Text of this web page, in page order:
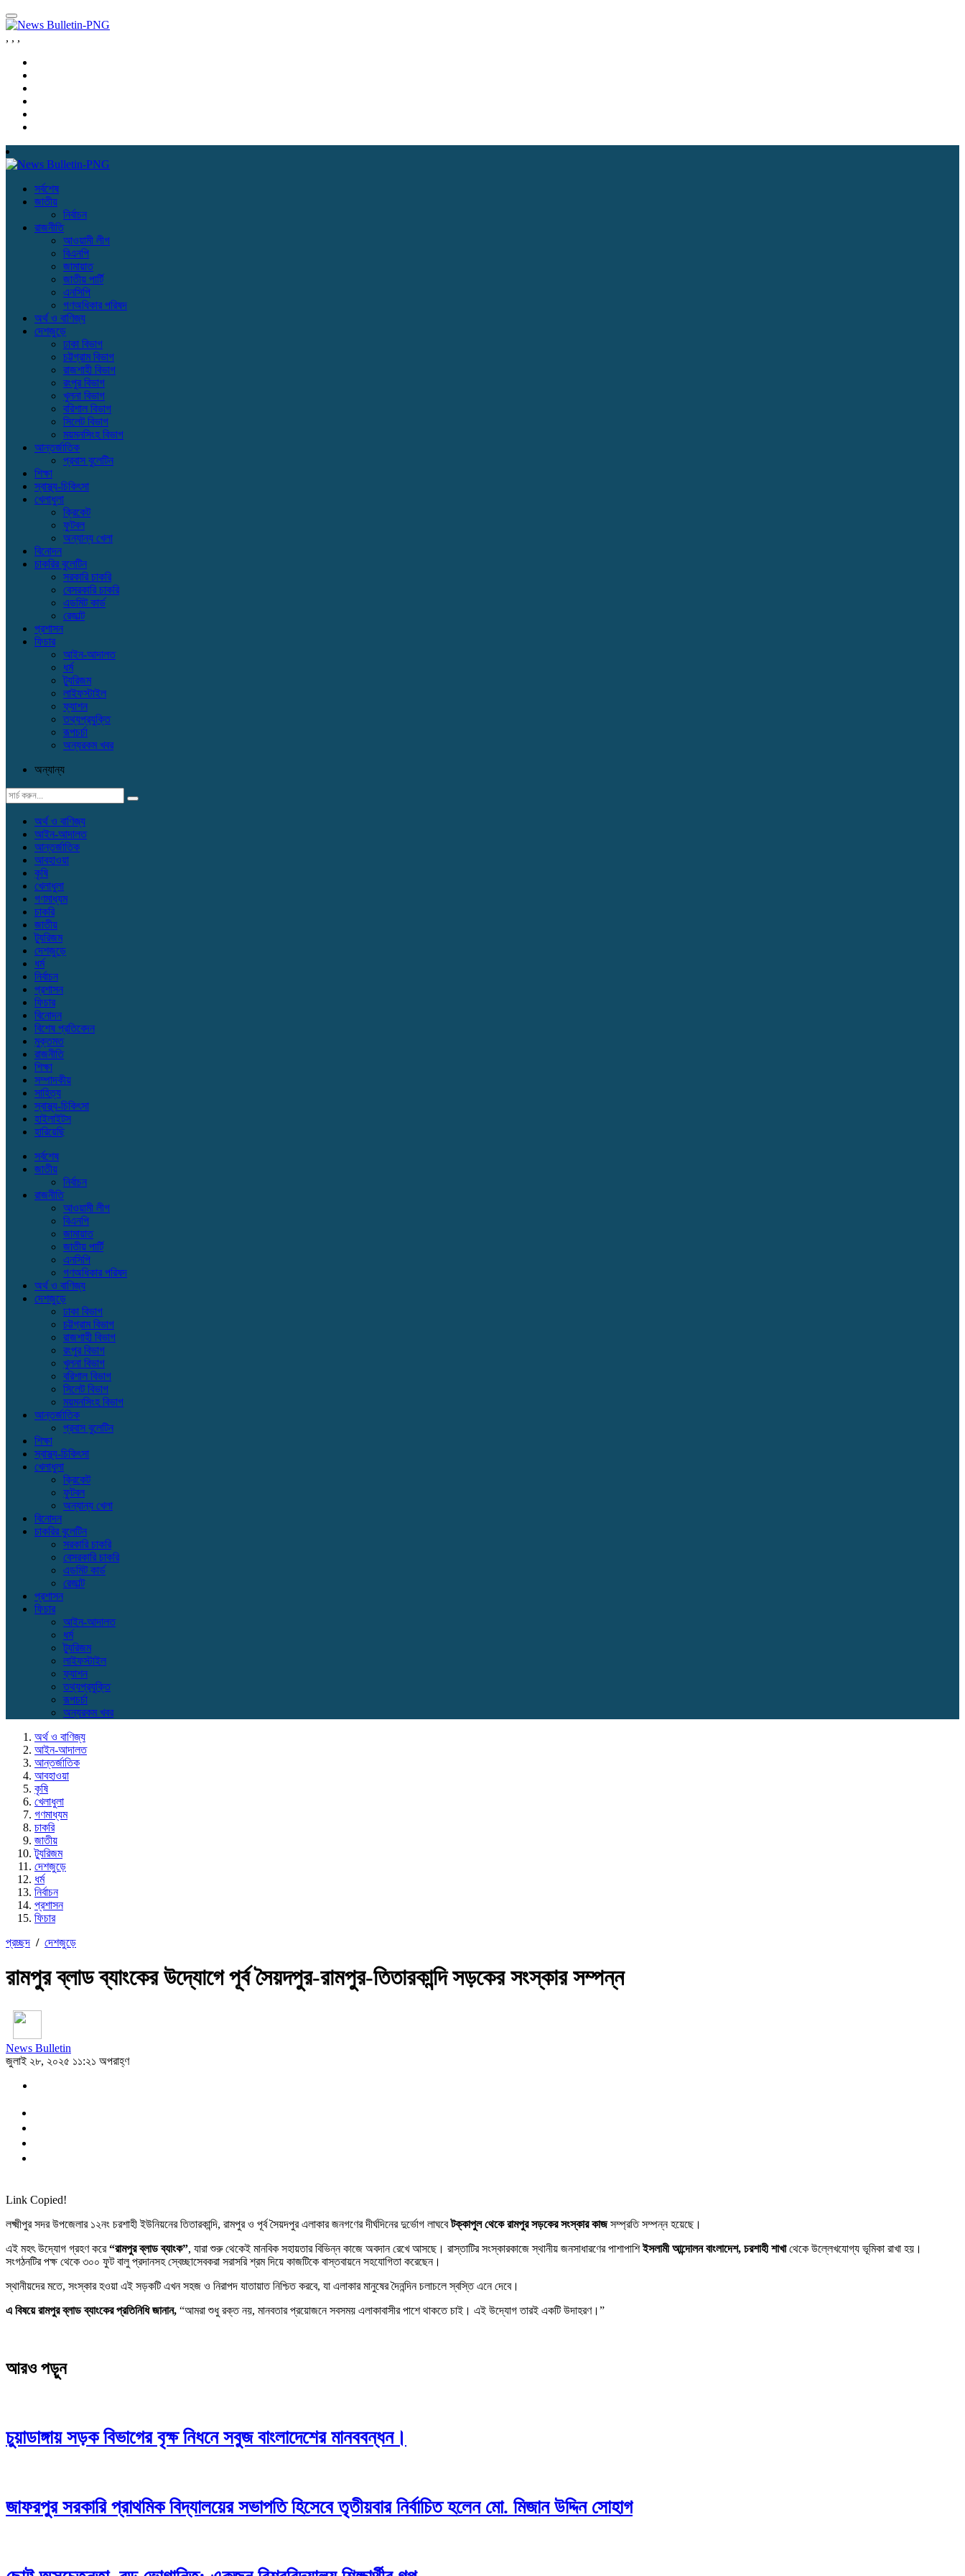
, , ,
সর্বশেষ
জাতীয়
নির্বাচন
রাজনীতি
আওয়ামী লীগ
বিএনপি
জামায়াত
জাতীয় পার্টি
এনসিপি
গণঅধিকার পরিষদ
অর্থ ও বাণিজ্য
দেশজুড়ে
ঢাকা বিভাগ
চট্টগ্রাম বিভাগ
রাজশাহী বিভাগ
রংপুর বিভাগ
খুলনা বিভাগ
বরিশাল বিভাগ
সিলেট বিভাগ
ময়মনসিংহ বিভাগ
আন্তর্জাতিক
প্রবাস বুলেটিন
শিক্ষা
স্বাস্থ্য-চিকিৎসা
খেলাধুলা
ক্রিকেট
ফুটবল
অন্যান্য খেলা
বিনোদন
চাকরির বুলেটিন
সরকারি চাকরি
বেসরকারি চাকরি
এডমিট কার্ড
রেজাল্ট
প্রশাসন
ফিচার
আইন-আদালত
ধর্ম
ট্যুরিজম
লাইফস্টাইল
ফ্যাশন
তথ্যপ্রযুক্তি
রূপচর্চা
অন্যরকম খবর
অন্যান্য
অর্থ ও বাণিজ্য
আইন-আদালত
আন্তর্জাতিক
আবহাওয়া
কৃষি
খেলাধুলা
গণমাধ্যম
চাকরি
জাতীয়
ট্যুরিজম
দেশজুড়ে
ধর্ম
নির্বাচন
প্রশাসন
ফিচার
বিনোদন
বিশেষ প্রতিবেদন
মুক্তমত
রাজনীতি
শিক্ষা
সম্পাদকীয়
সাহিত্য
স্বাস্থ্য-চিকিৎসা
হাইলাইটস
হারিয়েছি
সর্বশেষ
জাতীয়
নির্বাচন
রাজনীতি
আওয়ামী লীগ
বিএনপি
জামায়াত
জাতীয় পার্টি
এনসিপি
গণঅধিকার পরিষদ
অর্থ ও বাণিজ্য
দেশজুড়ে
ঢাকা বিভাগ
চট্টগ্রাম বিভাগ
রাজশাহী বিভাগ
রংপুর বিভাগ
খুলনা বিভাগ
বরিশাল বিভাগ
সিলেট বিভাগ
ময়মনসিংহ বিভাগ
আন্তর্জাতিক
প্রবাস বুলেটিন
শিক্ষা
স্বাস্থ্য-চিকিৎসা
খেলাধুলা
ক্রিকেট
ফুটবল
অন্যান্য খেলা
বিনোদন
চাকরির বুলেটিন
সরকারি চাকরি
বেসরকারি চাকরি
এডমিট কার্ড
রেজাল্ট
প্রশাসন
ফিচার
আইন-আদালত
ধর্ম
ট্যুরিজম
লাইফস্টাইল
ফ্যাশন
তথ্যপ্রযুক্তি
রূপচর্চা
অন্যরকম খবর
অর্থ ও বাণিজ্য
আইন-আদালত
আন্তর্জাতিক
আবহাওয়া
কৃষি
খেলাধুলা
গণমাধ্যম
চাকরি
জাতীয়
ট্যুরিজম
দেশজুড়ে
ধর্ম
নির্বাচন
প্রশাসন
ফিচার
প্রচ্ছদ / দেশজুড়ে
রামপুর ব্লাড ব্যাংকের উদ্যোগে পূর্ব সৈয়দপুর-রামপুর-তিতারকান্দি সড়কের সংস্কার সম্পন্ন
News Bulletin
জুলাই ২৮, ২০২৫ ১১:২১ অপরাহ্ণ
Link Copied!
লক্ষ্মীপুর সদর উপজেলার ১২নং চরশাহী ইউনিয়নের তিতারকান্দি, রামপুর ও পূর্ব সৈয়দপুর এলাকার জনগণের দীর্ঘদিনের দুর্ভোগ লাঘবেটক্কাপুল থেকে রামপুর সড়কের সংস্কার কাজসম্প্রতি সম্পন্ন হয়েছে।
এই মহৎ উদ্যোগ গ্রহণ করে“রামপুর ব্লাড ব্যাংক”, যারা শুরু থেকেই মানবিক সহায়তার বিভিন্ন কাজে অবদান রেখে আসছে। রাস্তাটির সংস্কারকাজে স্থানীয় জনসাধারণের পাশাপাশিইসলামী আন্দোলন বাংলাদেশ, চরশাহী শাখাথেকে উল্লেখযোগ্য ভূমিকা রাখা হয়।
সংগঠনটির পক্ষ থেকে ৩০০ ফুট বালু প্রদানসহ স্বেচ্ছাসেবকরা সরাসরি শ্রম দিয়ে কাজটিকে বাস্তবায়নে সহযোগিতা করেছেন।
স্থানীয়দের মতে, সংস্কার হওয়া এই সড়কটি এখন সহজ ও নিরাপদ যাতায়াত নিশ্চিত করবে, যা এলাকার মানুষের দৈনন্দিন চলাচলে স্বস্তি এনে দেবে।
এ বিষয়ে রামপুর ব্লাড ব্যাংকের প্রতিনিধি জানান, “আমরা শুধু রক্ত নয়, মানবতার প্রয়োজনে সবসময় এলাকাবাসীর পাশে থাকতে চাই। এই উদ্যোগ তারই একটি উদাহরণ।”
আরও পড়ুন
চুয়াডাঙ্গায় সড়ক বিভাগের বৃক্ষ নিধনে সবুজ বাংলাদেশের মানববন্ধন।
জাফরপুর সরকারি প্রাথমিক বিদ্যালয়ের সভাপতি হিসেবে তৃতীয়বার নির্বাচিত হলেন মো. মিজান উদ্দিন সোহাগ